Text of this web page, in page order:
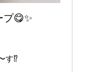
😋✨
す⁉️